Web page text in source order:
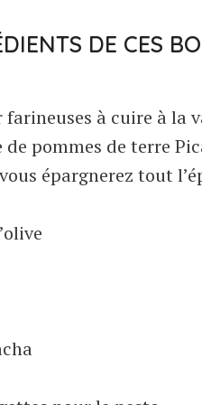
DE CES
à cuire à la
pommes de terre
épargnerez tout